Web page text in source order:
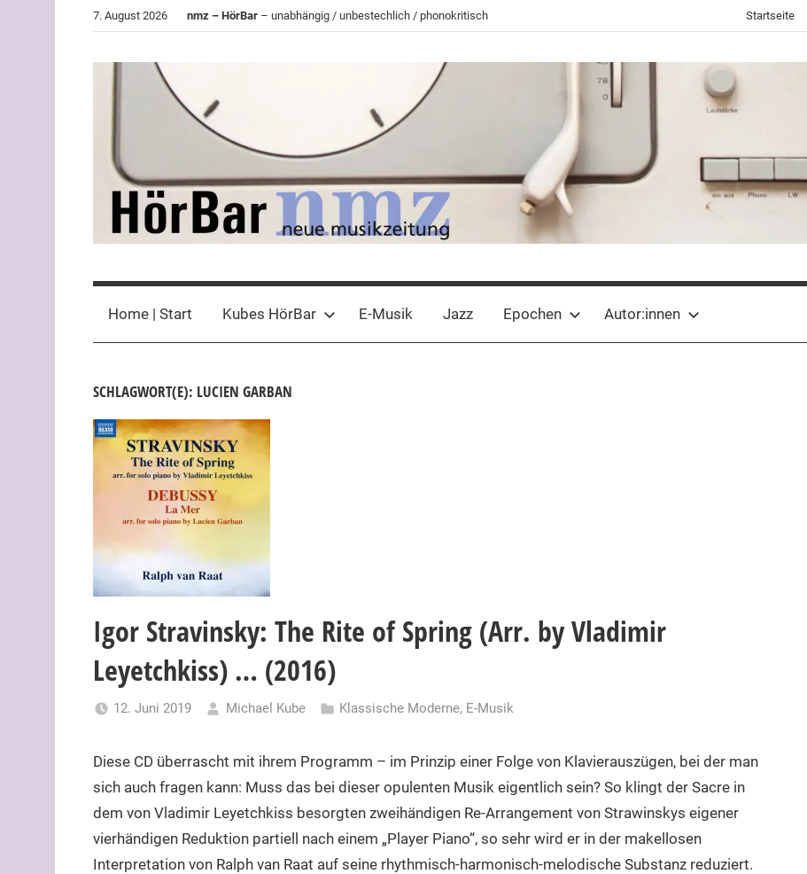
7. August 2026 nmz – HörBar – unabhängig / unbestechlich / phonokritisch Startseite
HörBar
der
nmz
Home | Start Kubes HörBar E-Musik Jazz Epochen Autor:innen
SCHLAGWORT(E): LUCIEN GARBAN
Igor Stravinsky: The Rite of Spring (Arr. by Vladimir
Leyetchkiss) … (2016)
12. Juni 2019 Michael Kube Klassische Moderne, E-Musik
Diese CD überrascht mit ihrem Programm – im Prinzip einer Folge von Klavierauszügen, bei der man
sich auch fragen kann: Muss das bei dieser opulenten Musik eigentlich sein? So klingt der Sacre in
dem von Vladimir Leyetchkiss besorgten zweihändigen Re-Arrangement von Strawinskys eigener
vierhändigen Reduktion partiell nach einem „Player Piano“, so sehr wird er in der makellosen
Interpretation von Ralph van Raat auf seine rhythmisch-harmonisch-melodische Substanz reduziert.